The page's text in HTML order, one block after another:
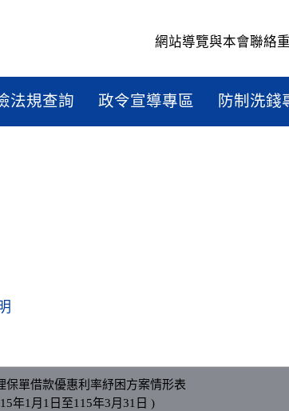
網站導覽與本會聯絡
法規查詢 政令宣導專區 防制洗錢
保單借款優惠利率紓困方案情形表
年1月1日至115年3月31日 )